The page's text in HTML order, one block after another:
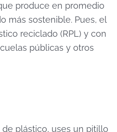
produce en promedio
más sostenible. Pues, el
reciclado (RPL) y con
públicas y otros
plástico, uses un pitillo